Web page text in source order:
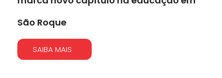
São Roque
SAIBA MAIS